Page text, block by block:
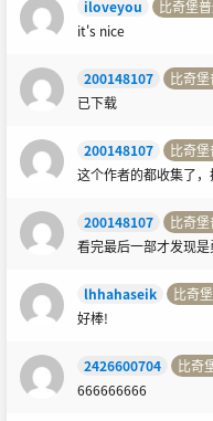
iloveyou 比奇堡
it's nice
200148107 比奇
已下载
200148107 比奇
这个作者的都收集了
200148107 比奇
看完最后一部才发现
lhhahaseik 比奇
好棒!
2426600704 比奇
666666666